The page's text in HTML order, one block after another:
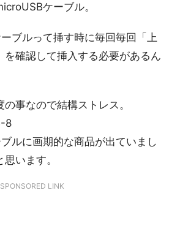
ケーブル。
ブルって挿す時に毎回毎回「上
を確認して挿入する必要があるん
事なので結構ストレス。
ルに画期的な商品が出ていまし
います。
SPONSORED LINK